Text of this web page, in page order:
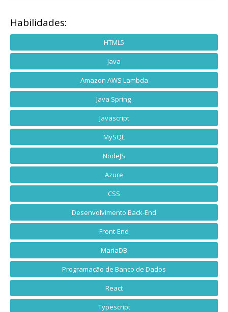
Habilidades:
HTML5
Java
Amazon AWS Lambda
Java Spring
Javascript
MySQL
NodeJS
Azure
CSS
Desenvolvimento Back-End
Front-End
MariaDB
Programação de Banco de Dados
React
Typescript